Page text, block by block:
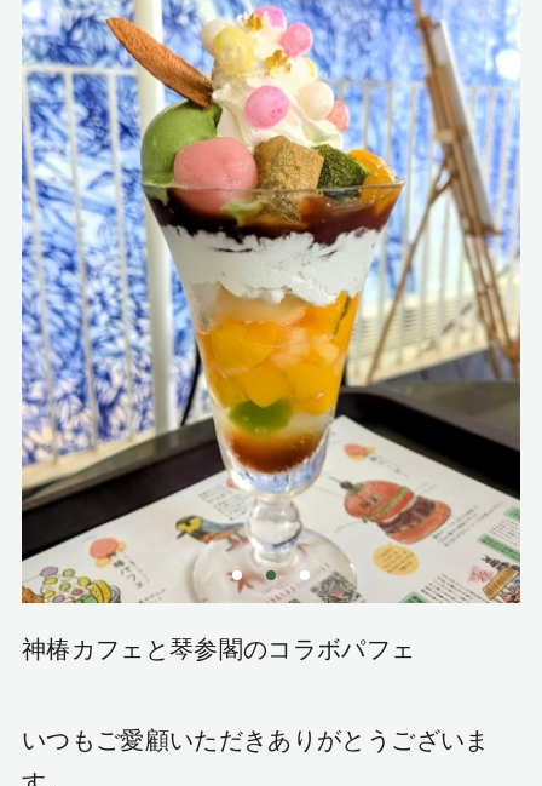
神椿カフェと琴参閣のコラボパフェ
いつもご愛顧いただきありがとうございま